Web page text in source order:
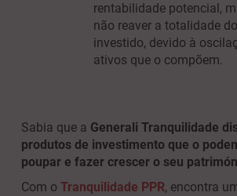
rentabilidade potencial,
não reaver a totalidade
investido, devido à
ativos que o compõem.
Sabia que a Generali Tranquilidade
produtos de investimento que o
poupar e fazer crescer o seu
Com o Tranquilidade PPR, encontra